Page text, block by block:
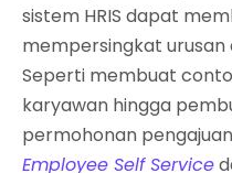
sistem HRIS dapat
mempersingkat urusan
Seperti membuat
karyawan hingga
permohonan
Employee Self Service